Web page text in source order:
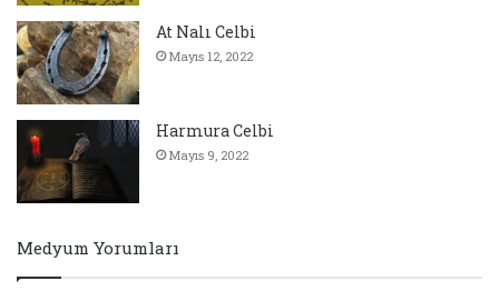
At Nalı Celbi
Mayıs 12, 2022
Harmura Celbi
Mayıs 9, 2022
Medyum Yorumları